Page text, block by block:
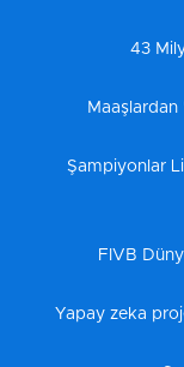
43
Şampiyonlar
FIVB
Yapay zeka